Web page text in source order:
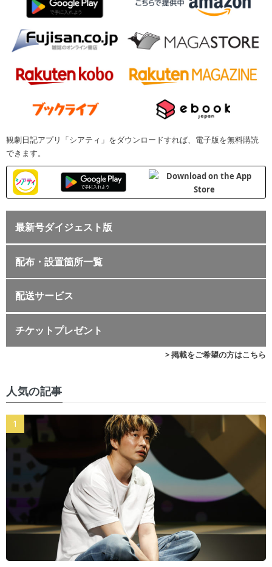
観劇日記アプリ「シアティ」をダウンロードすれば、電子版を無料購読
できます。
最新号ダイジェスト版
配布・設置箇所一覧
配送サービス
チケットプレゼント
> 掲載をご希望の方はこちら
人気の記事